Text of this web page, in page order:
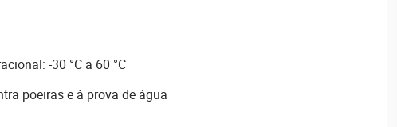
-30 °C a 60 °C
poeiras e à prova de água